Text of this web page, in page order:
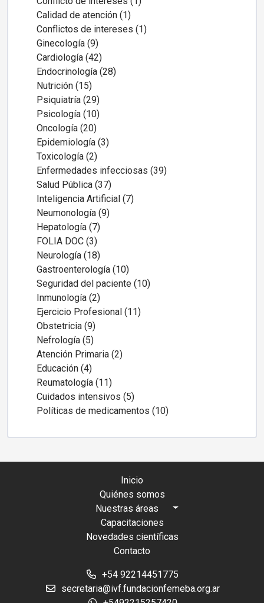
Calidad de atención (1)
Conflictos de intereses (1)
Ginecología (9)
Cardiología (42)
Endocrinología (28)
Nutrición (15)
Psiquiatría (29)
Psicología (10)
Oncología (20)
Epidemiología (3)
Toxicología (2)
Enfermedades infecciosas (39)
Salud Pública (37)
Inteligencia Artificial (7)
Neumonología (9)
Hepatología (7)
FOLIA DOC (3)
Neurología (18)
Gastroenterología (10)
Seguridad del paciente (10)
Inmunología (2)
Ejercicio Profesional (11)
Obstetricia (9)
Nefrología (5)
Atención Primaria (2)
Educación (4)
Reumatología (11)
Cuidados intensivos (5)
Políticas de medicamentos (10)
Inicio
Quiénes somos
Nuestras áreas
Capacitaciones
Novedades científicas
Contacto
+54 92214451775
secretaria@ivf.fundacionfemeba.org.ar